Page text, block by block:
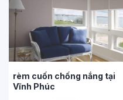
rèm cuốn chống nắng tại
Vĩnh Phúc